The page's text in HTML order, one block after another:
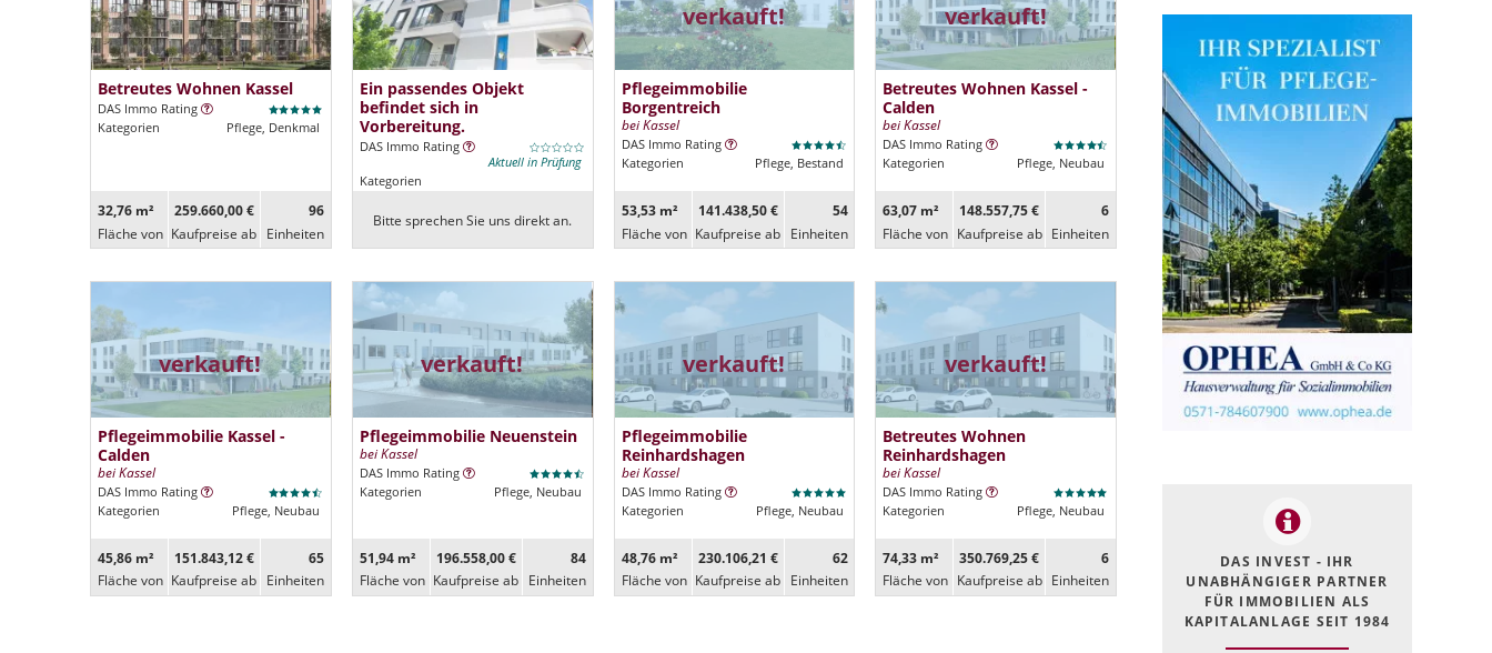
Betreutes Wohnen Kassel
DAS Immo Rating
Kategorien
Pflege, Denkmal
32,76 m²
Fläche von
259.660,00 €
Kaufpreise ab
96
Ein­heiten
Ein passendes Objekt
befindet sich in
Vorbereitung.
DAS Immo Rating
Aktuell in Prüfung
Kategorien
Bitte sprechen Sie uns direkt an.
verkauft!
Pflegeimmobilie
Borgentreich
bei Kassel
DAS Immo Rating
Kategorien
Pflege, Bestand
53,53 m²
Fläche von
141.438,50 €
Kaufpreise ab
54
Ein­heiten
verkauft!
Betreutes Wohnen Kassel -
Calden
bei Kassel
DAS Immo Rating
Kategorien
Pflege, Neubau
63,07 m²
Fläche von
148.557,75 €
Kaufpreise ab
6
Ein­heiten
verkauft!
Pflegeimmobilie Kassel -
Calden
bei Kassel
DAS Immo Rating
Kategorien
Pflege, Neubau
45,86 m²
Fläche von
151.843,12 €
Kaufpreise ab
65
Ein­heiten
verkauft!
Pflegeimmobilie Neuenstein
bei Kassel
DAS Immo Rating
Kategorien
Pflege, Neubau
51,94 m²
Fläche von
196.558,00 €
Kaufpreise ab
84
Ein­heiten
verkauft!
Pflegeimmobilie
Reinhardshagen
bei Kassel
DAS Immo Rating
Kategorien
Pflege, Neubau
48,76 m²
Fläche von
230.106,21 €
Kaufpreise ab
62
Ein­heiten
verkauft!
Betreutes Wohnen
Reinhardshagen
bei Kassel
DAS Immo Rating
Kategorien
Pflege, Neubau
74,33 m²
Fläche von
350.769,25 €
Kaufpreise ab
6
Ein­heiten
DAS INVEST - IHR
UNABHÄNGIGER PARTNER
FÜR IMMOBILIEN ALS
KAPITALANLAGE SEIT 1984